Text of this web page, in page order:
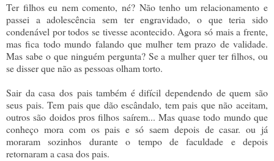
Ter filhos eu nem comento, né? Não tenho um relacionamento e
passei a adolescência sem ter engravidado, o que teria sido
condenável por todos se tivesse acontecido. Agora só mais a frente,
mas fica todo mundo falando que mulher tem prazo de validade.
Mas sabe o que ninguém pergunta? Se a mulher quer ter filhos, ou
se disser que não as pessoas olham torto.
Sair da casa dos pais também é difícil dependendo de quem são
seus pais. Tem pais que dão escândalo, tem pais que não aceitam,
outros são doidos pros filhos saírem... Mas quase todo mundo que
conheço mora com os pais e só saem depois de casar. ou já
moraram sozinhos durante o tempo de faculdade e depois
retornaram a casa dos pais.